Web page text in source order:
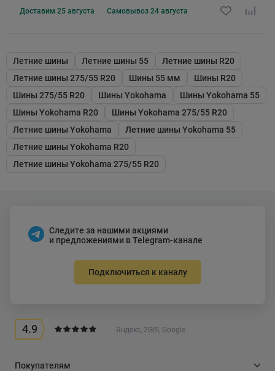
Доставим 25 августа Самовывоз 24 августа
Летние шины Летние шины 55
Летние шины R20
Летние шины 275/55 R20
Шины 55 мм
Шины R20
Шины 275/55 R20
Шины Yokohama
Шины Yokohama 55
Шины Yokohama R20
Шины Yokohama 275/55 R20
Летние шины Yokohama
Летние шины Yokohama 55
Летние шины Yokohama R20
Летние шины Yokohama 275/55 R20
Следите за нашими акциями
и предложениями в Telegram-канале
Подключиться к каналу
4.9 Яндекс, 2GIS, Google
Покупателям